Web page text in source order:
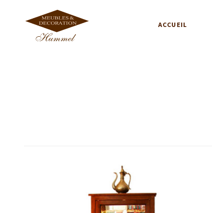
ACCUEIL